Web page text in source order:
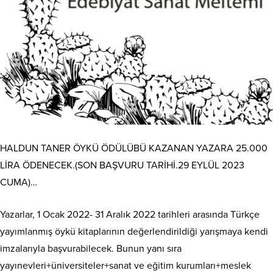
HALDUN TANER ÖYKÜ ÖDÜLÜBÜ KAZANAN YAZARA 25.000
LİRA ÖDENECEK.(SON BAŞVURU TARİHİ.29 EYLÜL 2023
CUMA)…
Yazarlar, 1 Ocak 2022- 31 Aralık 2022 tarihleri arasında Türkçe
yayımlanmış öykü kitaplarının değerlendirildiği yarışmaya kendi
imzalarıyla başvurabilecek. Bunun yanı sıra
yayınevleri+üniversiteler+sanat ve eğitim kurumları+meslek